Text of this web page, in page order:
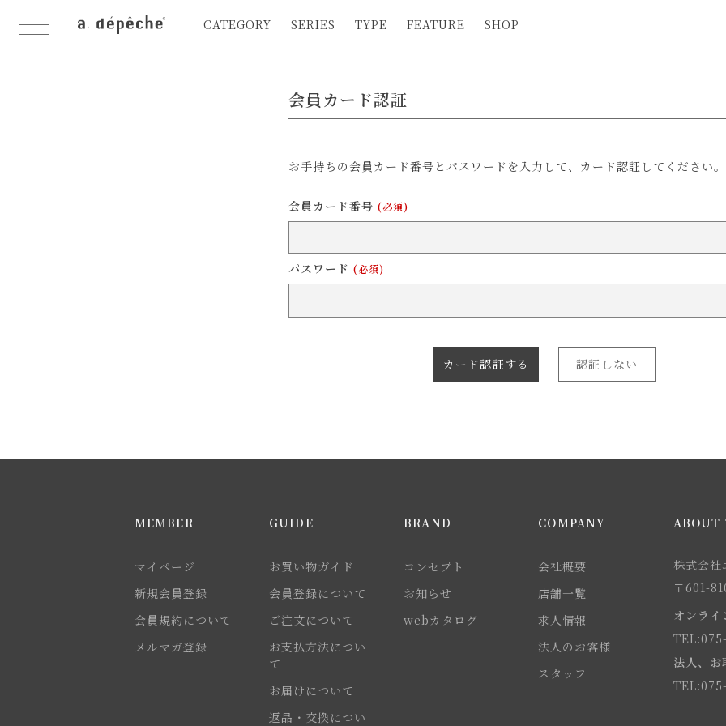
CATEGORY SERIES TYPE FEATURE SHOP
会員カード認証
お手持ちの会員カード番号とパスワードを入力して、カード認証してください。
会員カード番号 (必須)
パスワード (必須)
カード認証する 認証しない
MEMBER
マイページ
新規会員登録
会員規約について
メルマガ登録
GUIDE
お買い物ガイド
会員登録について
ご注文について
お支払方法につい
て
お届けについて
返品・交換につい
BRAND
コンセプト
お知らせ
webカタログ
COMPANY
会社概要
店舗一覧
求人情報
法人のお客様
スタッフ
ABOUT
株式会
〒601-
オンラ
法人、